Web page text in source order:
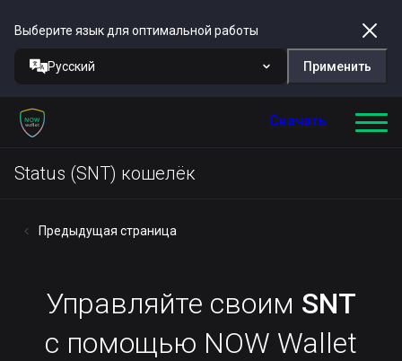
Выберите язык для оптимальной работы
Русский Применить
Скачать
Status (SNT) кошелёк
Предыдущая страница
Управляйте своим SNT
с помощью NOW Wallet